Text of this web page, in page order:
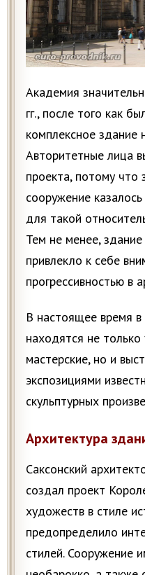
Академия
гг., после того как
комплексное здание
Авторитетные лица
проекта, потому что
сооружение
для такой
Тем не менее,
привлекло к себе
прогрессивностью в
В настоящее время
находятся не
мастерские, но и
экспозициями
скульптурных
Архитектура
Саксонский
создал проект
художеств в стиле
предопределило
стилей. Сооружение